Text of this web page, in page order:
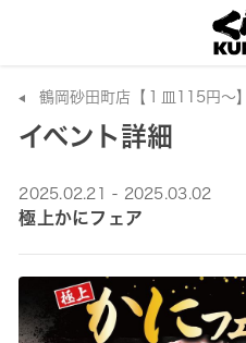
鶴岡砂田町店【１皿115円～】
イベント詳細
2025.02.21 - 2025.03.02
極上かにフェア